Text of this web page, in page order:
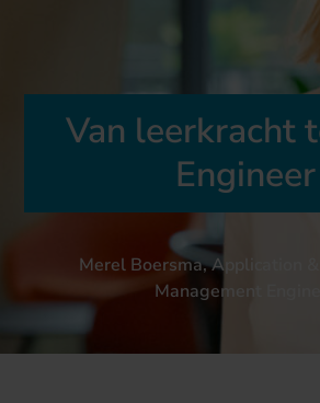
Van leerkracht
Engineer
Merel Boersma, Application &
Management